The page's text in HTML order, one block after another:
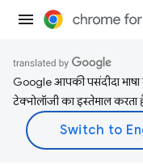
Google आपकी पसंदीदा
टेक्नोलॉजी का इस्तेमाल